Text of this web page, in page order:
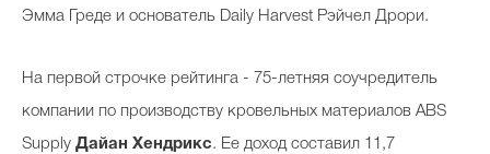
Эмма Греде и основатель Daily Harvest Рэйчел Дрори.
На первой строчке рейтинга - 75-летняя соучредитель
компании по производству кровельных материалов ABS
Supply Дайан Хендрикс. Ее доход составил 11,7